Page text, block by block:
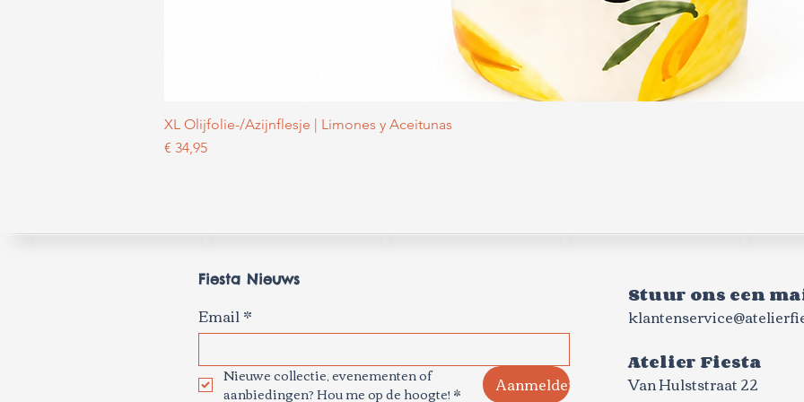
XL Olijfolie-/Azijnflesje | Limones y Aceitunas
Prijs
€ 34,95
Stuur ons een
Atelier Fiesta
Van Hulststraat 22
Fiesta Nieuws
Email*
Nieuwe collectie, evenementen of
aanbiedingen? Hou me op de hoogte!* Aanmelden